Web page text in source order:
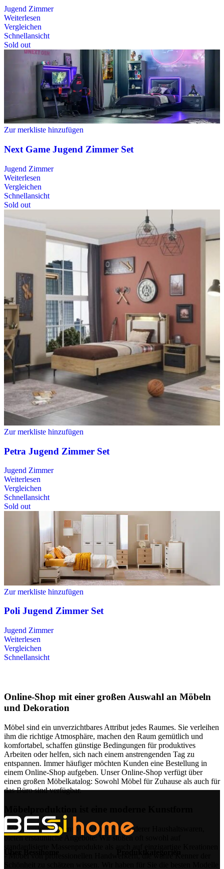
Jugend Zimmer
Weiterlesen
Vergleichen
Schnellansicht
Sold out
Zur merkliste hinzufügen
Next Game Jugend Zimmer Set
Jugend Zimmer
Weiterlesen
Vergleichen
Schnellansicht
Sold out
Zur merkliste hinzufügen
Petra Jugend Zimmer Set
Jugend Zimmer
Weiterlesen
Vergleichen
Schnellansicht
Sold out
Zur merkliste hinzufügen
Poli Jugend Zimmer Set
Jugend Zimmer
Weiterlesen
Vergleichen
Schnellansicht
Online-Shop mit einer großen Auswahl an Möbeln
und Dekoration
Möbel sind ein unverzichtbares Attribut jedes Raumes. Sie verleihen
ihm die richtige Atmosphäre, machen den Raum gemütlich und
komfortabel, schaffen günstige Bedingungen für produktives
Arbeiten oder helfen, sich nach einem anstrengenden Tag zu
entspannen. Immer häufiger möchten Kunden eine Bestellung in
einem Online-Shop aufgeben. Unser Online-Shop verfügt über
einen großen Möbelkatalog: Sowohl Möbel für Zuhause als auch für
das Büro sind verfügbar.
Möbelhersteller, ebenso wie Hersteller anderer Haushaltswaren,
bieten erstaunliche Angebote: Wir stoßen oft sowohl auf